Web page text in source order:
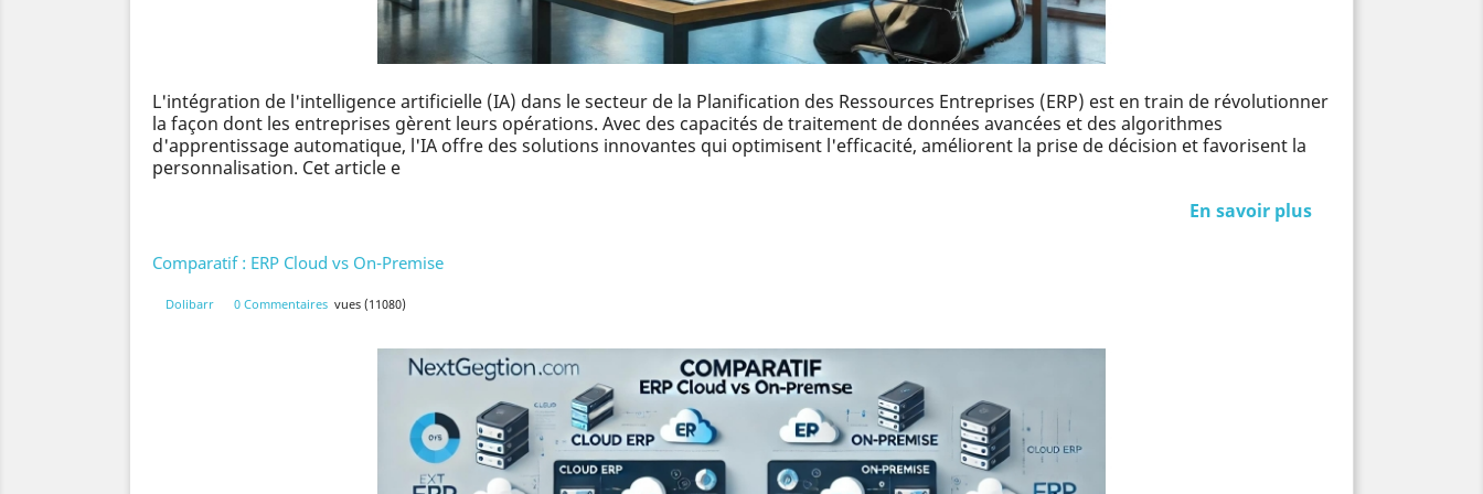
L'intégration de l'intelligence artificielle (IA) dans le secteur de la Planification des Ressources Entreprises (ERP) est en train de révolutionner
la façon dont les entreprises gèrent leurs opérations. Avec des capacités de traitement de données avancées et des algorithmes
d'apprentissage automatique, l'IA offre des solutions innovantes qui optimisent l'efficacité, améliorent la prise de décision et favorisent la
personnalisation. Cet article e
En savoir plus
Comparatif : ERP Cloud vs On-Premise
Dolibarr 0 Commentaires vues (11080)